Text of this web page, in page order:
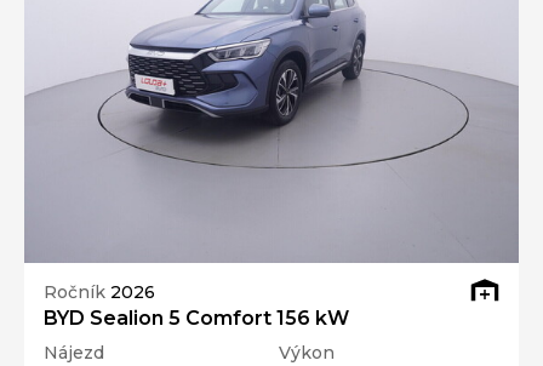
Ročník 2026
BYD Sealion 5 Comfort 156 kW
Nájezd
Výkon